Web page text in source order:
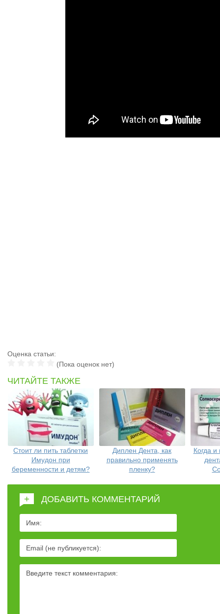
Оценка статьи:
(Пока оценок нет)
ЧИТАЙТЕ ТАКЖЕ
Стоит ли пить таблетки
Имудон при
беременности и детям?
Диплен Дента, как
правильно применять
пленку?
Когда и
+ ДОБАВИТЬ КОММЕНТАРИЙ